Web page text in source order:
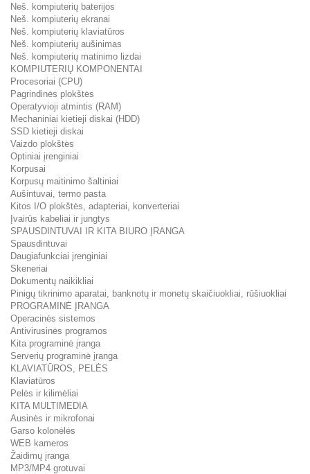
Neš. kompiuterių baterijos
Neš. kompiuterių ekranai
Neš. kompiuterių klaviatūros
Neš. kompiuterių aušinimas
Neš. kompiuterių matinimo lizdai
KOMPIUTERIŲ KOMPONENTAI
Procesoriai (CPU)
Pagrindinės plokštės
Operatyvioji atmintis (RAM)
Mechaniniai kietieji diskai (HDD)
SSD kietieji diskai
Vaizdo plokštės
Optiniai įrenginiai
Korpusai
Korpusų maitinimo šaltiniai
Aušintuvai, termo pasta
Kitos I/O plokštės, adapteriai, konverteriai
Įvairūs kabeliai ir jungtys
SPAUSDINTUVAI IR KITA BIURO ĮRANGA
Spausdintuvai
Daugiafunkciai įrenginiai
Skeneriai
Dokumentų naikikliai
Pinigų tikrinimo aparatai, banknotų ir monetų skaičiuokliai, rūšiuokliai
PROGRAMINĖ ĮRANGA
Operacinės sistemos
Antivirusinės programos
Kita programinė įranga
Serverių programinė įranga
KLAVIATŪROS, PELĖS
Klaviatūros
Pelės ir kilimėliai
KITA MULTIMEDIA
Ausinės ir mikrofonai
Garso kolonėlės
WEB kameros
Žaidimų įranga
MP3/MP4 grotuvai